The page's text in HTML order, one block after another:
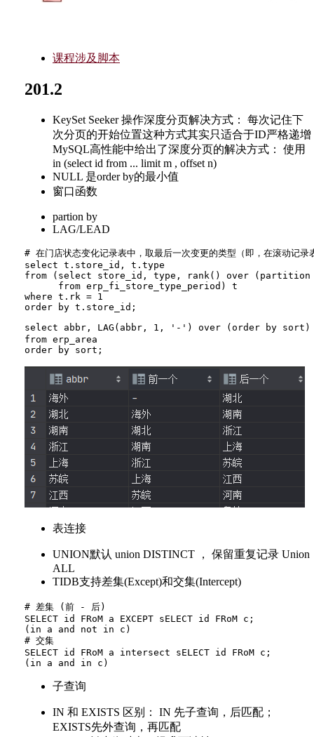
课程涉及脚本
201.2
KeySet Seeker 操作深度分页解决方式： 每次记住下
次分页的开始位置这种方式其实只适合于ID严格递增
MySQL高性能中给出了深度分页的解决方式： 使用
in (select id from ... limit m , offset n)
NULL 是order by的最小值
窗口函数
partion by
LAG/LEAD
# 在门店状态变化记录表中，取最后一次变更的类型（即，在滚动记录
select t.store_id, t.type
from (select store_id, type, rank() over (partition
      from erp_fi_store_type_period) t
where t.rk = 1
select abbr, LAG(abbr, 1, '-') over (order by sort)
from erp_area
表连接
UNION默认 union DISTINCT ， 保留重复记录 Union
ALL
TIDB支持差集(Except)和交集(Intercept)
# 差集 (前 - 后)
SELECT id FRoM a EXCEPT sELECT id FRoM c;
(in a and not in c)
# 交集
SELECT id FRoM a intersect sELECT id FRoM c;
子查询
IN 和 EXISTS 区别： IN 先子查询，后匹配；
EXISTS先外查询，再匹配